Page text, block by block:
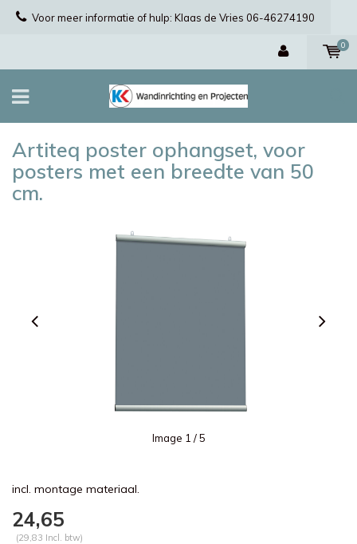
Voor meer informatie of hulp: Klaas de Vries 06-46274190
0
Artiteq poster ophangset, voor
posters met een breedte van 50
cm.
Image 1 / 5
incl. montage materiaal.
24,65
(29,83 Incl. btw)